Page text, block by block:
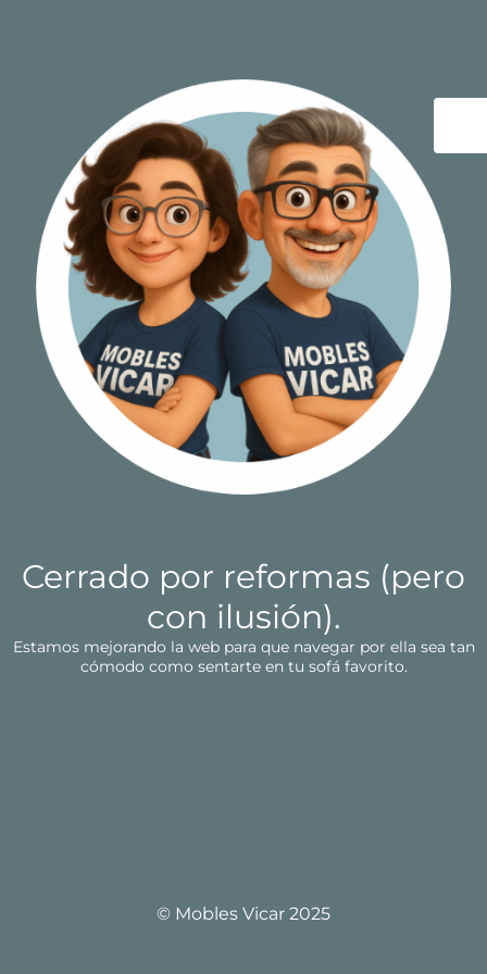
Cerrado por reformas (pero
con ilusión).
Estamos mejorando la web para que navegar por ella sea tan
cómodo como sentarte en tu sofá favorito.
© Mobles Vicar 2025